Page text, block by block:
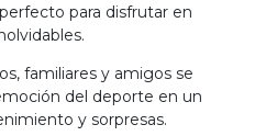
para disfrutar en
familiares y amigos se
del deporte en un
y sorpresas.